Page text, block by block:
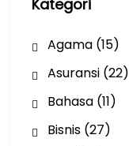
Kategori
Agama(15)
Asuransi(22)
Bahasa(11)
Bisnis(27)